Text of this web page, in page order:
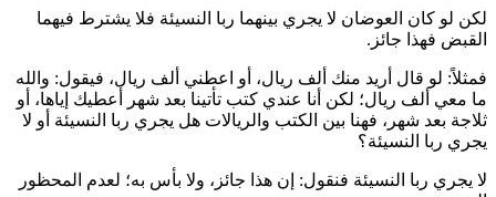
لكن لو كان العوضان لا يجري بينهما ربا النسيئة فلا يشترط فيهما
القبض فهذا جائز.
فمثلاً: لو قال أريد منك ألف ريال، أو اعطني ألف ريال، فيقول: والله
ما معي ألف ريال؛ لكن أنا عندي كتب تأتينا بعد شهر أعطيك إياها، أو
ثلاجة بعد شهر، فهنا بين الكتب والريالات هل يجري ربا النسيئة أو لا
يجري ربا النسيئة؟
لا يجري ربا النسيئة فنقول: إن هذا جائز، ولا بأس به؛ لعدم المحظور